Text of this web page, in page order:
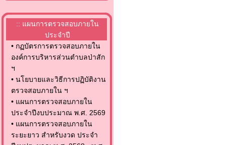
:: แผนการตรวจสอบภายใน
ประจำปี
• กฏบัตรการตรวจสอบภายใน
องค์การบริหารส่วนตำบลป่าสัก
ฯ
• นโยบายและวิธีการปฏิบัติงาน
ตรวจสอบภายใน ฯ
• แผนการตรวจสอบภายใน
ประจำปีงบประมาณ พ.ศ. 2569
• แผนการตรวจสอบภายใน
ระยะยาว สำหรับงวด ประจำ